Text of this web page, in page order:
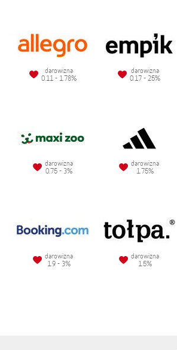
darowizna
0.11 - 1.78%
darowizna
0.17 - 25%
darowizna
0.75 - 3%
darowizna
1.75%
darowizna
1.9 - 3%
darowizna
1.5%